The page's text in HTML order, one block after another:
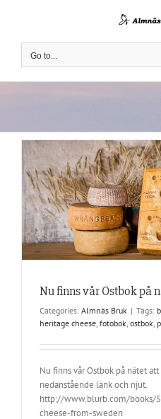
Go to...
Nu finns vår Ostbok på
Categories: Almnäs Bruk | Tags:
heritage cheese fotobok ostbok
Nu finns vår Ostbok på nätet
nedanstående länk och njut.
http://www.blurb.com/books/
cheese-from-sweden